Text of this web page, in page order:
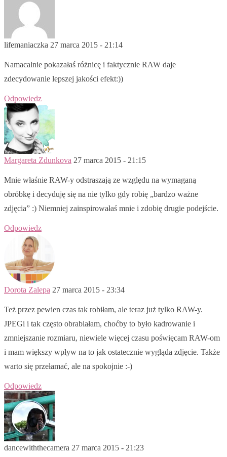
lifemaniaczka 27 marca 2015 - 21:14
Namacalnie pokazałaś różnicę i faktycznie RAW daje
zdecydowanie lepszej jakości efekt:))
Odpowiedz
Margareta Zdunkova 27 marca 2015 - 21:15
Mnie właśnie RAW-y odstraszają ze względu na wymaganą
obróbkę i decyduję się na nie tylko gdy robię „bardzo ważne
zdjęcia” :) Niemniej zainspirowałaś mnie i zdobię drugie podejście.
Odpowiedz
Dorota Zalepa 27 marca 2015 - 23:34
Też przez pewien czas tak robiłam, ale teraz już tylko RAW-y.
JPEGi i tak często obrabiałam, choćby to było kadrowanie i
zmniejszanie rozmiaru, niewiele więcej czasu poświęcam RAW-om
i mam większy wpływ na to jak ostatecznie wygląda zdjęcie. Także
warto się przełamać, ale na spokojnie :-)
Odpowiedz
dancewiththecamera 27 marca 2015 - 21:23